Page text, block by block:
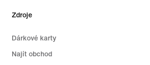
Zdroje
Dárkové karty
Najít obchod